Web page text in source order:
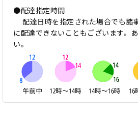
●配達指定時間
配達日時を指定された場合でも諸
に配達できないこともございます。
い。